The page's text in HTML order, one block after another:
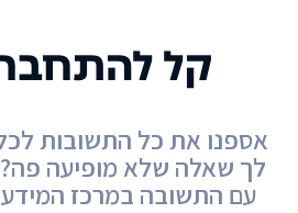
קל להתחבר
אספנו את כל התשובות
לך שאלה שלא מופיעה פה?
עם התשובה במרכז